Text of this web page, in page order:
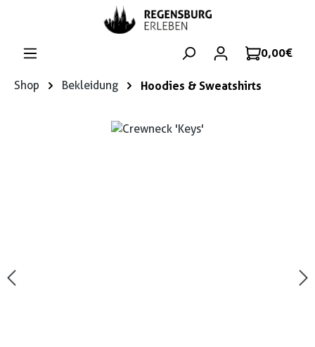
Zum Hauptinhalt springen
0,00 €
Shop Bekleidung Hoodies & Sweatshirts
Bildergalerie überspringen